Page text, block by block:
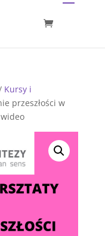
Kursy i
przeszłości w